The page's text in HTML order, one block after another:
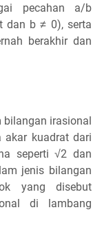
pecahan a/b
dan b ≠ 0), serta
berakhir dan
bilangan irasional
akar kuadrat dari
seperti √2 dan
jenis bilangan
yang disebut
di lambang